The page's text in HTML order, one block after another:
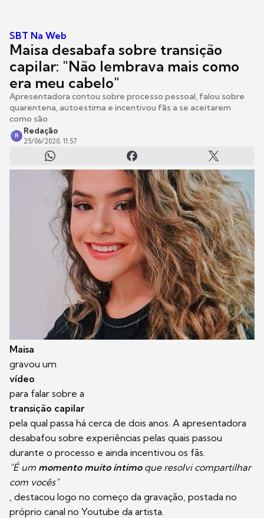
SBT Na Web
Maisa desabafa sobre transição
capilar: "Não lembrava mais como
era meu cabelo"
Apresentadora contou sobre processo pessoal, falou sobre
quarentena, autoestima e incentivou fãs a se aceitarem
como são
R
Redação
25/06/2020, 11:57
Maisa
gravou um
vídeo
para falar sobre a
transição capilar
pela qual passa há cerca de dois anos. A apresentadora
desabafou sobre experiências pelas quais passou
durante o processo e ainda incentivou os fãs.
"É um momento muito íntimoque resolvi compartilhar
com vocês"
, destacou logo no começo da gravação, postada no
próprio canal no Youtube da artista.